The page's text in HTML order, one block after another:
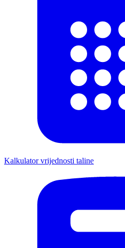
Kalkulator vrijednosti taline